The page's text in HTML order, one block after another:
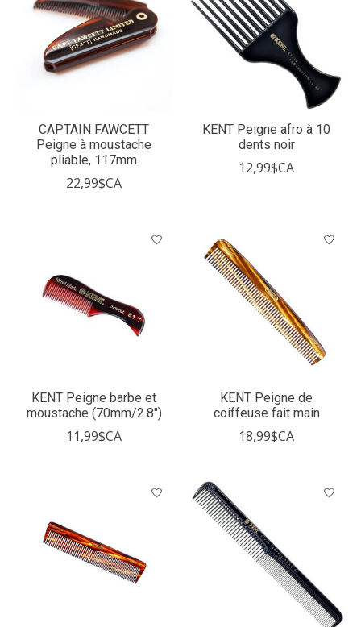
CAPTAIN FAWCETT
Peigne à moustache
pliable, 117mm
22,99$CA
KENT Peigne afro à 10
dents noir
12,99$CA
KENT Peigne barbe et
moustache (70mm/2.8")
11,99$CA
KENT Peigne de
coiffeuse fait main
18,99$CA